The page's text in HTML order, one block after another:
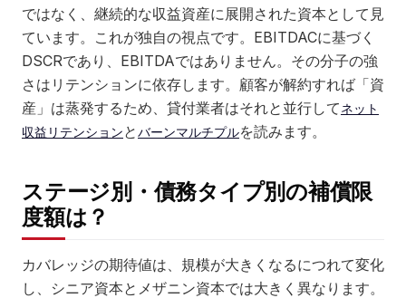
ではなく、継続的な収益資産に展開された資本として見
ています。これが独自の視点です。EBITDACに基づく
DSCRであり、EBITDAではありません。その分子の強
さはリテンションに依存します。顧客が解約すれば「資
産」は蒸発するため、貸付業者はそれと並行してネット
収益リテンションとバーンマルチプルを読みます。
ステージ別・債務タイプ別の補償限
度額は？
カバレッジの期待値は、規模が大きくなるにつれて変化
し、シニア資本とメザニン資本では大きく異なります。